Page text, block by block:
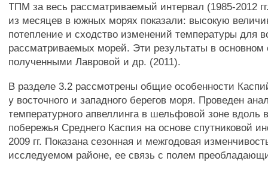
ТПМ за весь рассматриваемый интервал (1985-2012
из месяцев в южных морях показали: высокую
потепление и сходство изменений температуры для
рассматриваемых морей. Эти результаты в основном
полученными Лавровой и др. (2011).
В разделе 3.2 рассмотрены общие особенности
у восточного и западного берегов моря. Проведен
температурного апвеллинга в шельфовой зоне вдоль
побережья Среднего Каспия на основе спутниковой
2009 гг. Показана сезонная и межгодовая
исследуемом районе, ее связь с полем